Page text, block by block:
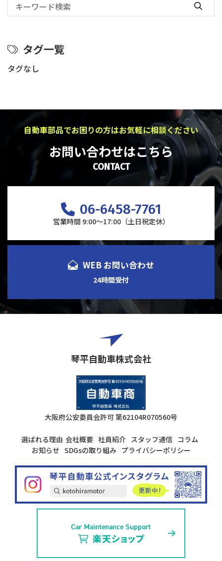
タグ一覧
タグなし
自動車部品でお困りの方はお気軽に相談ください
お問い合わせはこちら
CONTACT
06-6458-7761
営業時間 9:00～17:00（土日祝定休）
WEB お問い合わせ
24時間受付
琴平自動車株式会社
大阪府公安委員会許可第62104R070560号
選ばれる理由 会社概要 社員紹介 スタッフ通信 コラム
お知らせ SDGsの取り組み プライバシーポリシー